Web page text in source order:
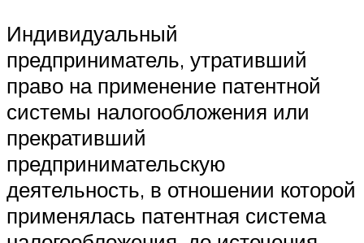
Индивидуальный
предприниматель, утративший
право на применение патентной
системы налогообложения или
прекративший
предпринимательскую
деятельность, в отношении которой
применялась патентная система